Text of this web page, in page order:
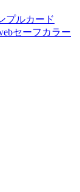
プルカード
セーフカラー